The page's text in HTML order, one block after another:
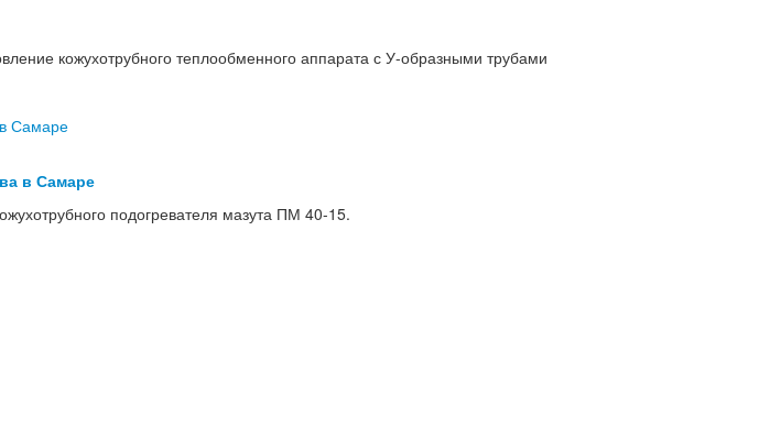
кожухотрубного теплообменного аппарата с У-образными трубами
в Самаре
подогревателя мазута ПМ 40-15.